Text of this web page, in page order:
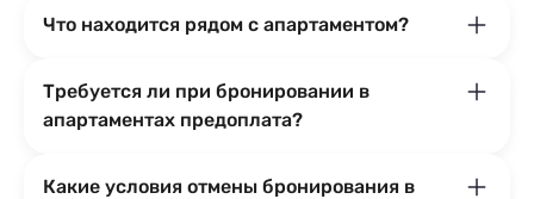
Что находится рядом с апартаментом?
Требуется ли при бронировании в
апартаментах предоплата?
Какие условия отмены бронирования в